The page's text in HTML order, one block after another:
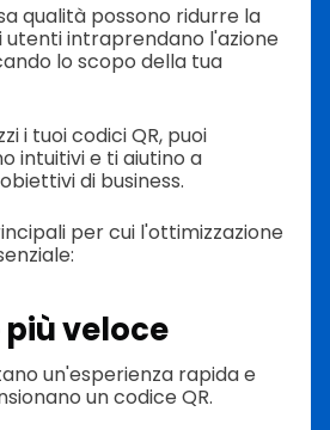
qualità possono ridurre la
intraprendano l'azione
lo scopo della tua
i tuoi codici QR, puoi
intuitivi e ti aiutino a
di business.
per cui l'ottimizzazione
veloce
un'esperienza rapida e
un codice QR.